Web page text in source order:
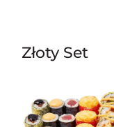
Złoty Set